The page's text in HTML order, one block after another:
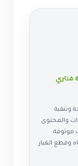
فلتري
وتنقية
والمحتوى
موثوقة
وقطع الغيار